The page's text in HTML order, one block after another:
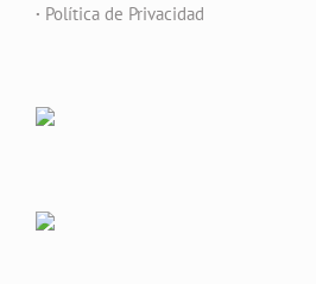
· Política de Privacidad